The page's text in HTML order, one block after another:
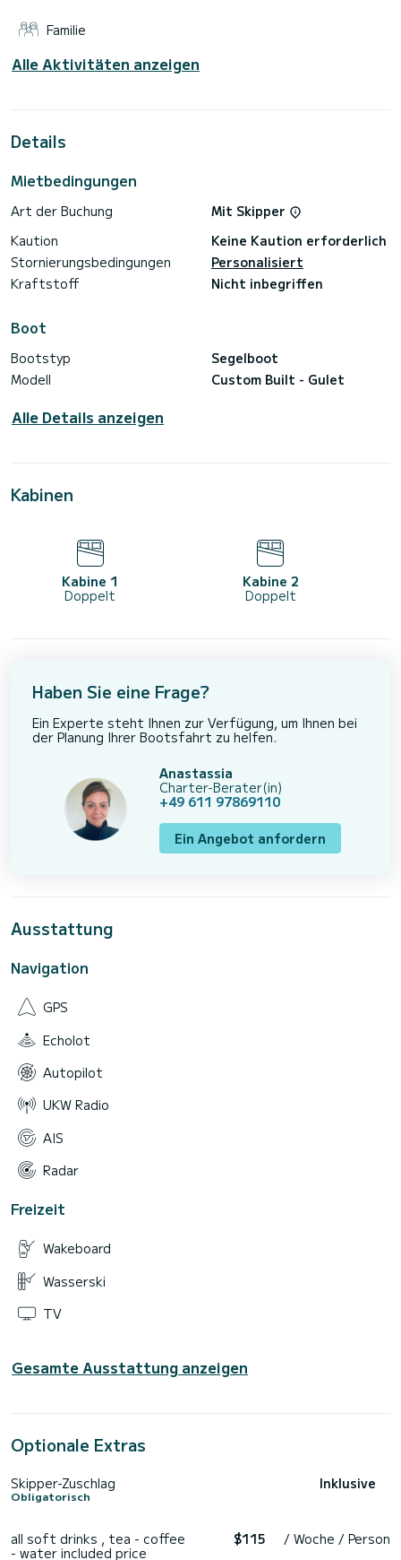
auf die Schaltfläche „Angebot anfordern“. Ein SamBoat-
Familie
Alle Aktivitäten anzeigen
Details
Mietbedingungen
Art der Buchung
Mit Skipper
Kaution
Keine Kaution erforderlich
Stornierungsbedingungen
Personalisiert
Kraftstoff
Nicht inbegriffen
Boot
Bootstyp
Segelboot
Modell
Custom Built - Gulet
Alle Details anzeigen
Kabinen
Kabine 1
Doppelt
Kabine 2
Doppelt
Haben Sie eine Frage?
Ein Experte steht Ihnen zur Verfügung, um Ihnen bei
der Planung Ihrer Bootsfahrt zu helfen.
Anastassia
Charter-Berater(in)
+49 611 97869110
Ein Angebot anfordern
Ausstattung
Navigation
GPS
Echolot
Autopilot
UKW Radio
AIS
Radar
Freizeit
Wakeboard
Wasserski
TV
Gesamte Ausstattung anzeigen
Optionale Extras
Skipper-Zuschlag
Obligatorisch
Inklusive
all soft drinks , tea - coffee
- water included price
$115 / Woche / Person